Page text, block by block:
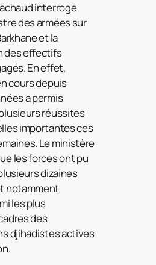
interroge
des armées sur
et la
des effectifs
En effet,
cours depuis
a permis
réussites
importantes ces
Le ministère
les forces ont pu
dizaines
notamment
les plus
des
djihadistes actives